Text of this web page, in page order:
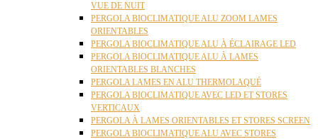
VUE DE NUIT
PERGOLA BIOCLIMATIQUE ALU ZOOM LAMES
ORIENTABLES
PERGOLA BIOCLIMATIQUE ALU À ÉCLAIRAGE LED
PERGOLA BIOCLIMATIQUE ALU À LAMES
ORIENTABLES BLANCHES
PERGOLA LAMES EN ALU THERMOLAQUÉ
PERGOLA BIOCLIMATIQUE AVEC LED ET STORES
VERTICAUX
PERGOLA À LAMES ORIENTABLES ET STORES SCREEN
PERGOLA BIOCLIMATIQUE ALU AVEC STORES